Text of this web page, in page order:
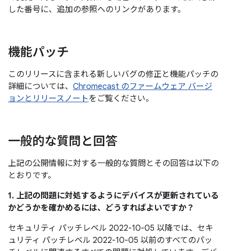
した番号に、追加の参照へのリンクがあります。
機能パッチ
このリリースに含まれる新しいバグの修正と機能パッチの
詳細については、 Chromecast のファームウェア バージ
ョンとリリースノートをご覧ください。
一般的な質問と回答
上記の公開情報に対する一般的な質問とその回答は以下の
とおりです。
1. 上記の問題に対処するようにデバイスが更新されている
かどうかを確かめるには、どうすればよいですか？
セキュリティ パッチレベル 2022-10-05 以降では、セキ
ュリティ パッチレベル 2022-10-05 以前のすべてのパッ